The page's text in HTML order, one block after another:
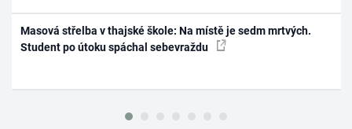
Masová střelba v thajské škole: Na místě je sedm mrtvých.
Student po útoku spáchal sebevraždu